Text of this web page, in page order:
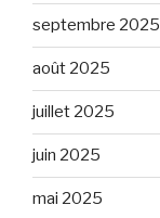
septembre 2025
août 2025
juillet 2025
juin 2025
mai 2025